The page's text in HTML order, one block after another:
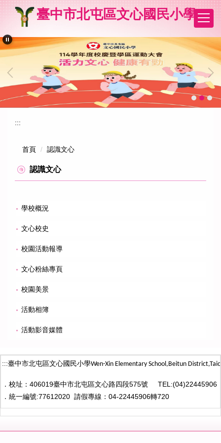
要
內
容
區
臺中市北屯區文心國民小學
:::
首頁 認識文心
認識文心
學校概況
文心校史
校園活動報導
文心粉絲專頁
校園美景
活動相簿
活動影音媒體
:::臺中市北屯區文心國民小學Wen-Xin Elementary School,Beitun District,
． 校址：406019臺中市北屯區文心路四段575號
TEL:(04)22445906
． 統一編號:77612020 請假專線：04-22445906轉720